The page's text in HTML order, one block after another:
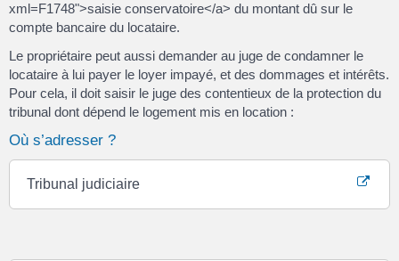
xml=F1748">saisie conservatoire</a> du montant dû sur le
compte bancaire du locataire.
Le propriétaire peut aussi demander au juge de condamner le
locataire à lui payer le loyer impayé, et des dommages et intérêts.
Pour cela, il doit saisir le juge des contentieux de la protection du
tribunal dont dépend le logement mis en location :
Où s’adresser ?
Tribunal judiciaire